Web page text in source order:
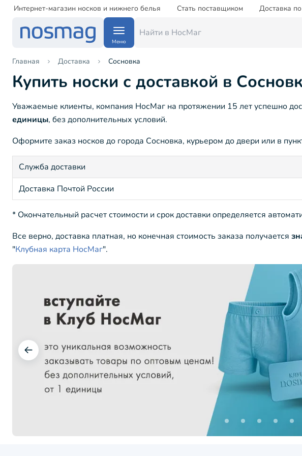
Интернет-магазин носков и нижнего белья Стать поставщиком Доставка
Меню
Главная Доставка Сосновка
Купить носки с доставкой в
Уважаемые клиенты, компания НосМаг на протяжении 15 лет успешно
единицы, без дополнительных условий.
Оформите заказ носков до города Сосновка, курьером до двери или в
Служба доставки
Доставка Почтой России
* Окончательный расчет стоимости и срок доставки определяется
Все верно, доставка платная, но конечная стоимость заказа получается
"Клубная карта НосМаг".